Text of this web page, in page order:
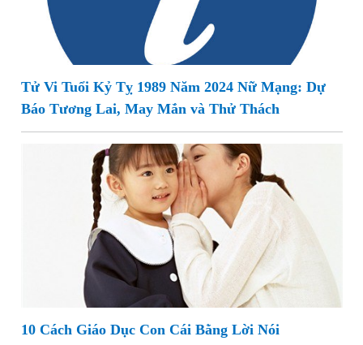
Tử Vi Tuổi Kỷ Tỵ 1989 Năm 2024 Nữ Mạng: Dự
Báo Tương Lai, May Mắn và Thử Thách
10 Cách Giáo Dục Con Cái Bằng Lời Nói